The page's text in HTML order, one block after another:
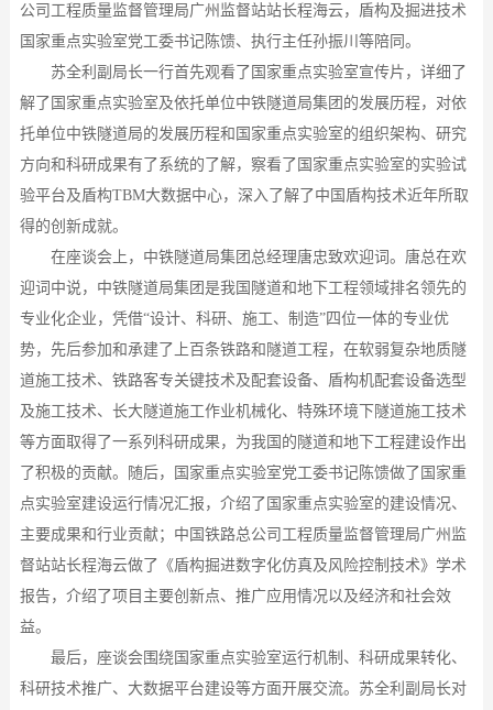
公司工程质量监督管理局广州监督站站长程海云， 盾构及掘进技术
国家重点实验室党工委书记陈馈、 执行主任孙振川等陪同。
苏全利副局长一行首先观看了国家重点实验室宣传片，详细了
解了国家重点实验室及依托单位中铁隧道局集团的发展历程，对依
托单位中铁隧道局的发展历程和国家重点实验室的组织架构、研究
方向和科研成果有了系统的了解，察看了国家重点实验室的实验试
验平台及盾构TBM大数据中心，深入了解了中国盾构技术近年所取
得的创新成就。
在座谈会上，中铁隧道局集团总经理唐忠致欢迎词。唐总在欢
迎词中说，中铁隧道局集团是我国隧道和地下工程领域排名领先的
专业化企业，凭借“设计、科研、施工、制造”四位一体的专业优
势，先后参加和承建了上百条铁路和隧道工程，在软弱复杂地质隧
道施工技术、铁路客专关键技术及配套设备、盾构机配套设备选型
及施工技术、长大隧道施工作业机械化、特殊环境下隧道施工技术
等方面取得了一系列科研成果，为我国的隧道和地下工程建设作出
了积极的贡献。随后，国家重点实验室党工委书记陈馈做了国家重
点实验室建设运行情况汇报，介绍了国家重点实验室的建设情况、
主要成果和行业贡献；中国铁路总公司工程质量监督管理局广州监
督站站长程海云做了《盾构掘进数字化仿真及风险控制技术》学术
报告，介绍了项目主要创新点、推广应用情况以及经济和社会效
益。
最后，座谈会围绕国家重点实验室运行机制、科研成果转化、
科研技术推广、大数据平台建设等方面开展交流。苏全利副局长对